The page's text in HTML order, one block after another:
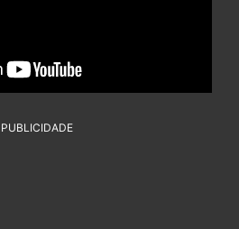
PUBLICIDADE